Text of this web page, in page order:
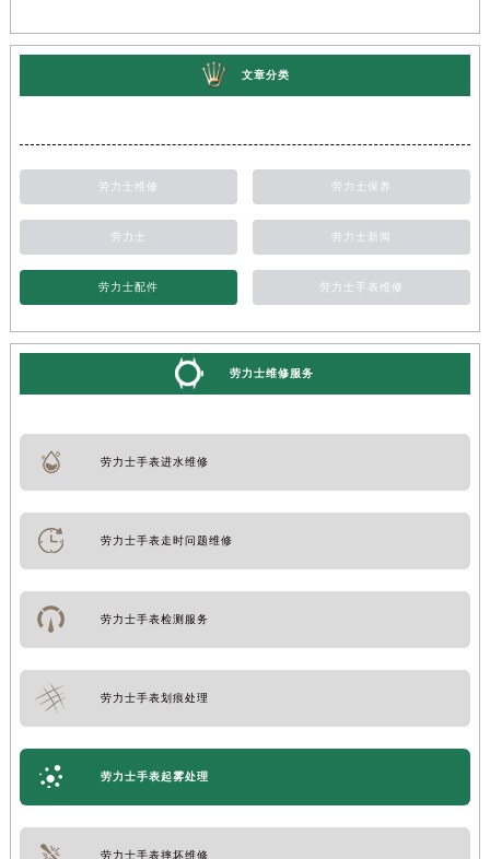
文章分类
劳力士维修 劳力士保养
劳力士 劳力士新闻
劳力士配件 劳力士手表维修
劳力士维修服务
劳力士手表进水维修
劳力士手表走时问题维修
劳力士手表检测服务
劳力士手表划痕处理
劳力士手表起雾处理
劳力士手表摔坏维修